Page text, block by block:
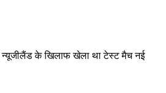
में न्यूजीलैंड के खिलाफ खेला था टेस्ट मैच नई